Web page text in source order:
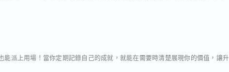
派上用場！當你定期記錄自己的成就，就能在需要時清楚展現你的價值，讓升